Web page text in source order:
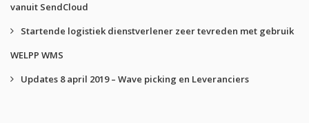
vanuit SendCloud
Startende logistiek dienstverlener zeer tevreden met gebruik
WELPP WMS
Updates 8 april 2019 – Wave picking en Leveranciers